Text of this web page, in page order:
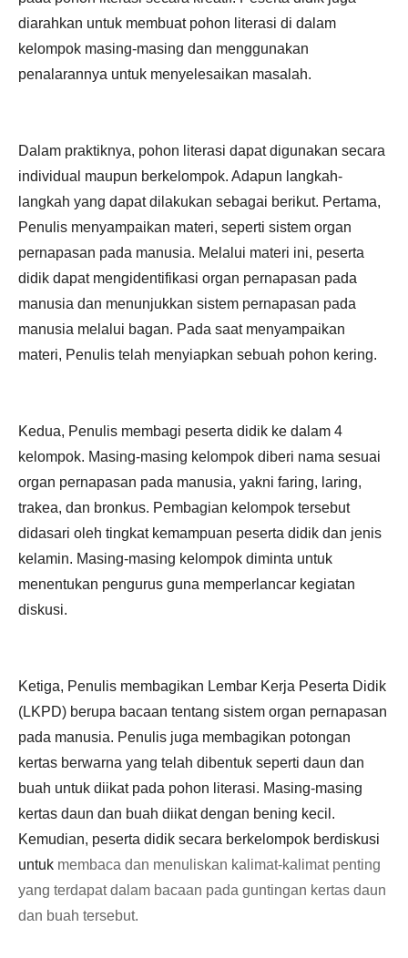
diarahkan untuk membuat pohon literasi di dalam
kelompok masing-masing dan menggunakan
penalarannya untuk menyelesaikan masalah.
Dalam praktiknya, pohon literasi dapat digunakan secara
individual maupun berkelompok. Adapun langkah-
langkah yang dapat dilakukan sebagai berikut. Pertama,
Penulis menyampaikan materi, seperti sistem organ
pernapasan pada manusia. Melalui materi ini, peserta
didik dapat mengidentifikasi organ pernapasan pada
manusia dan menunjukkan sistem pernapasan pada
manusia melalui bagan. Pada saat menyampaikan
materi, Penulis telah menyiapkan sebuah pohon kering.
Kedua, Penulis membagi peserta didik ke dalam 4
kelompok. Masing-masing kelompok diberi nama sesuai
organ pernapasan pada manusia, yakni faring, laring,
trakea, dan bronkus. Pembagian kelompok tersebut
didasari oleh tingkat kemampuan peserta didik dan jenis
kelamin. Masing-masing kelompok diminta untuk
menentukan pengurus guna memperlancar kegiatan
diskusi.
Ketiga, Penulis membagikan Lembar Kerja Peserta Didik
(LKPD) berupa bacaan tentang sistem organ pernapasan
pada manusia. Penulis juga membagikan potongan
kertas berwarna yang telah dibentuk seperti daun dan
buah untuk diikat pada pohon literasi. Masing-masing
kertas daun dan buah diikat dengan bening kecil.
Kemudian, peserta didik secara berkelompok berdiskusi
untuk membaca dan menuliskan kalimat-kalimat penting
yang terdapat dalam bacaan pada guntingan kertas daun
dan buah tersebut.